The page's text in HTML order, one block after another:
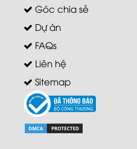
Góc chia sẻ
Dự án
FAQs
Liên hệ
Sitemap